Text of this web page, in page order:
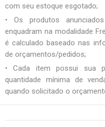
com seu estoque esgotado;
• Os produtos
enquadram na modalidade
é calculado baseado nas
de orçamentos/pedidos;
• Cada item possui sua
quantidade mínima de
quando solicitado o